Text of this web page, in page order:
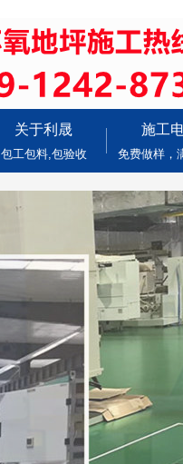
关于利晟
包工包料,包验收
施工
免费做样，